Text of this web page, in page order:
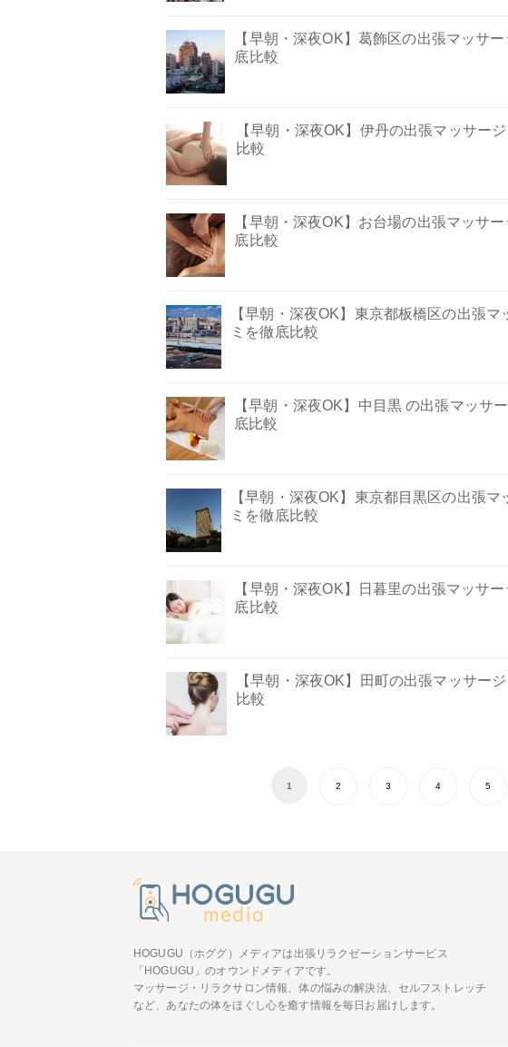
【早朝・深夜OK】葛飾区の出張マッサ
底比較
【早朝・深夜OK】伊丹の出張マッサー
比較
【早朝・深夜OK】お台場の出張マッサ
底比較
【早朝・深夜OK】東京都板橋区の出張
ミを徹底比較
【早朝・深夜OK】中目黒 の出張マッサ
底比較
【早朝・深夜OK】東京都目黒区の出張
ミを徹底比較
【早朝・深夜OK】日暮里の出張マッサ
底比較
【早朝・深夜OK】田町の出張マッサー
比較
1 2 3 4 5
HOGUGU（ホググ）メディアは出張リラクゼーションサービス
「HOGUGU」のオウンドメディアです。
マッサージ・リラクサロン情報、体の悩みの解決法、セルフストレッチ
など、あなたの体をほぐし心を癒す情報を毎日お届けします。